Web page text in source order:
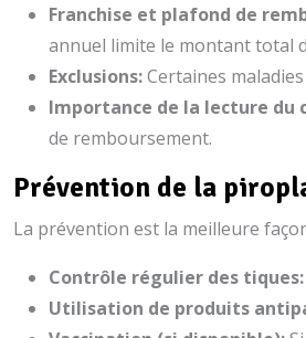
Franchise et plafond de
annuel limite le montant total
Exclusions:Certaines
Importance de la lecture du
de remboursement.
Prévention de la
La prévention est la meilleure
Contrôle régulier des tiques:
Utilisation de produits